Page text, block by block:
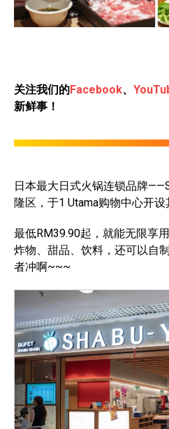
关注我们的Facebook、
新鲜事！
日本最大日式火锅连锁品牌
隆区，于1 Utama购物中心开设
最低RM39.90起，就能无限享
炸物、甜品、饮料，还可以自
者冲啊~~~